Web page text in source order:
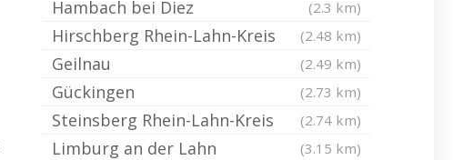
Hambach bei Diez (2.3 km)
Hirschberg Rhein-Lahn-Kreis (2.48 km)
Geilnau (2.49 km)
Gückingen (2.73 km)
Steinsberg Rhein-Lahn-Kreis (2.74 km)
Limburg an der Lahn (3.15 km)